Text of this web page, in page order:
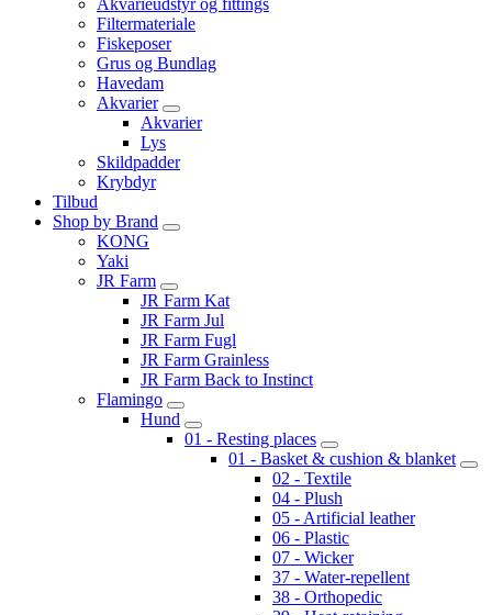
Filtermateriale
Fiskeposer
Grus og Bundlag
Havedam
Akvarier
Akvarier
Lys
Skildpadder
Krybdyr
Tilbud
Shop by Brand
KONG
Yaki
JR Farm
JR Farm Kat
JR Farm Jul
JR Farm Fugl
JR Farm Grainless
JR Farm Back to Instinct
Flamingo
Hund
01 - Resting places
01 - Basket & cushion & blanket
02 - Textile
04 - Plush
05 - Artificial leather
06 - Plastic
07 - Wicker
37 - Water-repellent
38 - Orthopedic